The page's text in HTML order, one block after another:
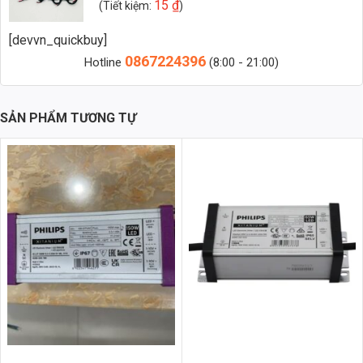
Zalo 2 (Hỗ trợ nhanh)
Thông Số Kỹ Thuật Chi Tiết Của Nguồn Meanwell ELG-
chúng ta cần đi sâu vào các thông số kỹ thuật quan trọng:
Công suất đầu ra: 149.8W
Điện áp đầu ra: 107V
Dòng điện đầu ra: 1400mA
Điện áp đầu vào: 220VAC
Hiệu suất: Lên đến 90%
Hệ số công suất (PF): > 0.9
Chỉ số hoàn màu (CRI): > 85
Tiêu chuẩn chống nước: IP67
(Tiết kiệm: 15₫)
[devvn_quickbuy]
Hotline 0867224396 (8:00 - 21:00)
SẢN PHẨM TƯƠNG TỰ